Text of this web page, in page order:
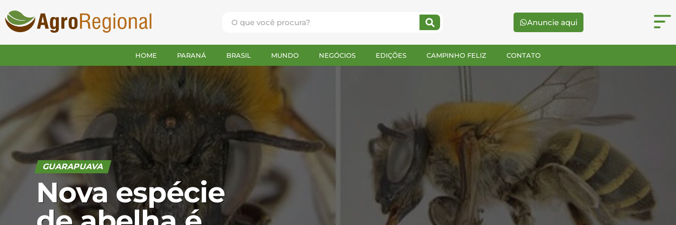
Anuncie aqui
HOME PARANÁ BRASIL MUNDO NEGÓCIOS EDIÇÕES CAMPINHO FELIZ CONTATO
GUARAPUAVA
Nova espécie